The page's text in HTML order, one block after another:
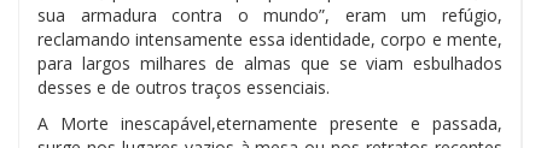
sua armadura contra o mundo”, eram um refúgio,
reclamando intensamente essa identidade, corpo e mente,
para largos milhares de almas que se viam esbulhados
desses e de outros traços essenciais.
A Morte inescapável,eternamente presente e passada,